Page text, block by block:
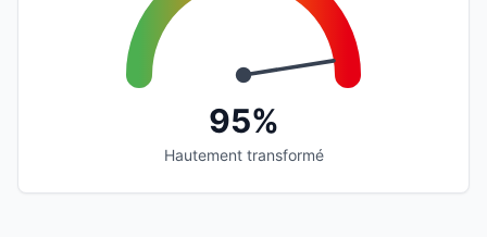
95%
Hautement transformé